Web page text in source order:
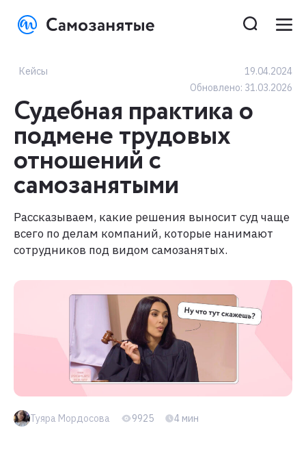
Кейсы
19.04.2024
Обновлено: 31.03.2026
Судебная практика о
подмене трудовых
отношений с
самозанятыми
Рассказываем, какие решения выносит суд чаще
всего по делам компаний, которые нанимают
сотрудников под видом самозанятых.
Туяра Мордосова 9925 4 мин